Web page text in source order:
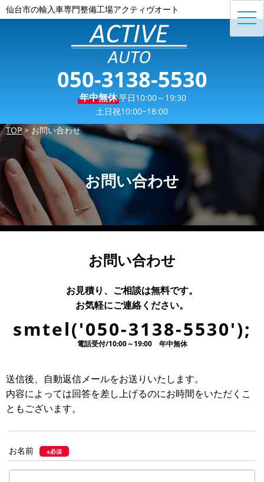
仙台市の輸入車専門整備工場アクティヴオート
050-3138-5530
年中無休平日10:00～19:30
土日祝10:00~18:00
TOP> お問い合わせ
お問い合わせ
お問い合わせ
お見積り、ご相談は無料です。
お気軽にご連絡ください。
smtel('050-3138-5530');
電話受付/10:00～19:00 年中無休
送信後、自動返信メールをお送りいたします。
内容によっては回答を差し上げるのにお時間をいただくこ
ともございます。
お名前 ※必須